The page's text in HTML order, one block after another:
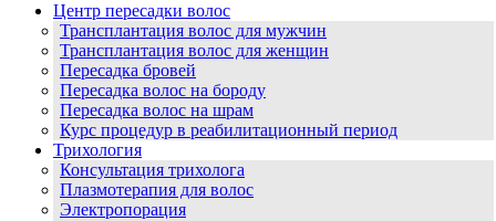
Центр пересадки волос
Трансплантация волос для мужчин
Трансплантация волос для женщин
Пересадка бровей
Пересадка волос на бороду
Пересадка волос на шрам
Курс процедур в реабилитационный период
Трихология
Консультация трихолога
Плазмотерапия для волос
Электропорация